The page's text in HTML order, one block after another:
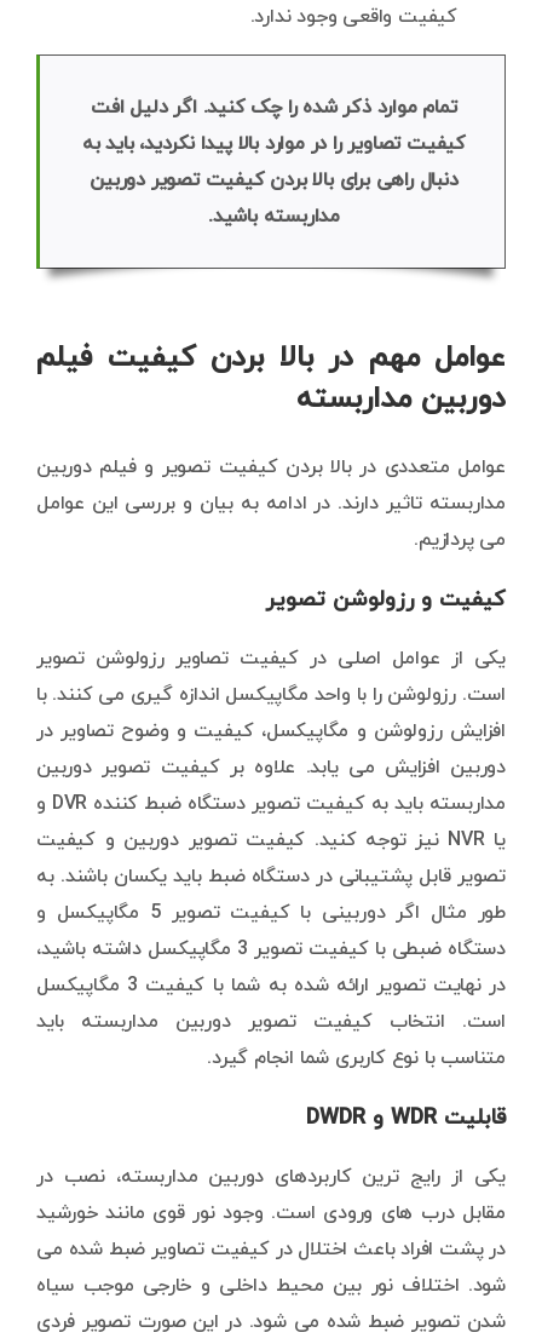
کیفیت واقعی وجود ندارد.
تمام موارد ذکر شده را چک کنید. اگر دلیل افت
کیفیت تصاویر را در موارد بالا پیدا نکردید، باید به
دنبال راهی برای بالا بردن کیفیت تصویر دوربین
مداربسته باشید.
عوامل مهم در بالا بردن کیفیت فیلم
دوربین مداربسته
عوامل متعددی در بالا بردن کیفیت تصویر و فیلم دوربین
مداربسته تاثیر دارند. در ادامه به بیان و بررسی این عوامل
می پردازیم.
کیفیت و رزولوشن تصویر
یکی از عوامل اصلی در کیفیت تصاویر رزولوشن تصویر
است. رزولوشن را با واحد مگاپیکسل اندازه گیری می کنند. با
افزایش رزولوشن و مگاپیکسل، کیفیت و وضوح تصاویر در
دوربین افزایش می یابد. علاوه بر کیفیت تصویر دوربین
مداربسته باید به کیفیت تصویر دستگاه ضبط کننده DVR و
یا NVR نیز توجه کنید. کیفیت تصویر دوربین و کیفیت
تصویر قابل پشتیبانی در دستگاه ضبط باید یکسان باشند. به
طور مثال اگر دوربینی با کیفیت تصویر 5 مگاپیکسل و
دستگاه ضبطی با کیفیت تصویر 3 مگاپیکسل داشته باشید،
در نهایت تصویر ارائه شده به شما با کیفیت 3 مگاپیکسل
است. انتخاب کیفیت تصویر دوربین مداربسته باید
متناسب با نوع کاربری شما انجام گیرد.
قابلیت WDR و DWDR
یکی از رایج ترین کاربردهای دوربین مداربسته، نصب در
مقابل درب های ورودی است. وجود نور قوی مانند خورشید
در پشت افراد باعث اختلال در کیفیت تصاویر ضبط شده می
شود. اختلاف نور بین محیط داخلی و خارجی موجب سیاه
شدن تصویر ضبط شده می شود. در این صورت تصویر فردی